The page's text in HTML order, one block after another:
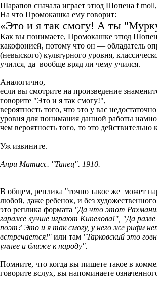
Шарапов сначала играет этюд Шопена f
На что Промокашка ему говорит:
«Это и я так смогу! А ты
Как вы понимаете, Промокашке этюд
какофонией, потому что он — обладатель
(невыского) культурного уровня,
учился, да вообще вряд ли чему учился.
Аналогично,
если вы смотрите на произведение
говорите "Это и я так смогу!",
вероятность того, что это у вас
уровня для понимания данной работы
чем вероятность того, то это действительно
Уж извините.
Анри Матисс. "Танец". 1910.
В общем, реплика "точно такое же может
любой, даже ребенок, и без
это реплика формата "Да что этот
гараже лучше играют Кипелова!", "Да разве
поэт? Это и я так смогу, у него же рифм
встречается!" или там "Тарковский это
умнее и ближе к народу".
Помните, что когда вы пишете такое в
говорите вслух, вы напоминаете